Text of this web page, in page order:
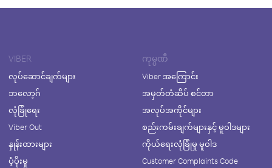
VIBER
လုပ်ဆောင်ချက်များ
ဘလော့ဂ်
လုံခြုံရေး
Viber Out
နှုန်းထားများ
ပံ့ပိုးမှု
ကုမ္ပဏီ
Viber အကြောင်း
အမှတ်တံဆိပ် စင်တာ
အလုပ်အကိုင်များ
စည်းကမ်းချက်များနှင့် မူဝါဒများ
ကိုယ်ရေးလုံခြုံမှု မူဝါဒ
Customer Complaints Code